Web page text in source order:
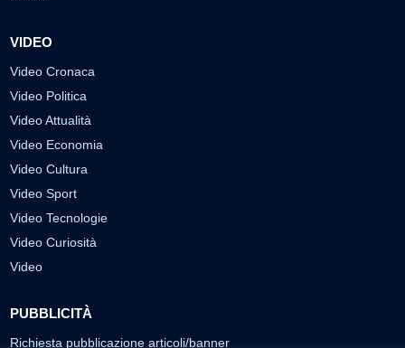
VIDEO
Video Cronaca
Video Politica
Video Attualità
Video Economia
Video Cultura
Video Sport
Video Tecnologie
Video Curiosità
Video
PUBBLICITÀ
Richiesta pubblicazione articoli/banner